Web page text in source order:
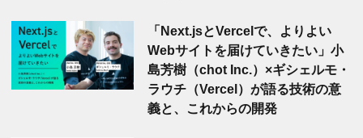
「Next.jsとVercelで、よりよい
Webサイトを届けていきたい」小
島芳樹（chot Inc.）×ギシェルモ・
ラウチ（Vercel）が語る技術の意
義と、これからの開発